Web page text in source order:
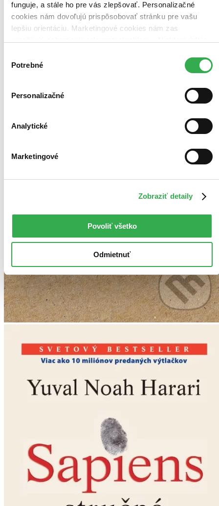
funguje, a stále ho pre vás zlepšovať. Personalizačné
cookies nám dovoľujú prispôsobovať stránku pre vašu
lepšiu orientáciu. Marketingové cookies nám zas
keby sme mohli používať všetky tieto cookies. Ďakujeme!
súhlasu
Potrebné
Personalizačné
Analytické
Marketingové
Zobraziť detaily
Povoliť všetko
Odmietnuť